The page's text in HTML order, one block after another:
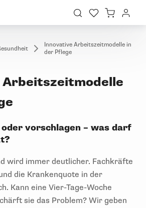
Innovative Arbeitszeitmodelle in
der Pflege
vorschlagen – was darf
wird immer deutlicher. Fachkräfte
die Krankenquote in der
Kann eine Vier-Tage-Woche
sie das Problem? Wir geben